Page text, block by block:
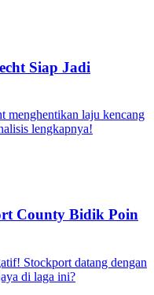
Siap Jadi
menghentikan laju kencang
lengkapnya!
County Bidik Poin
Stockport datang dengan
di laga ini?